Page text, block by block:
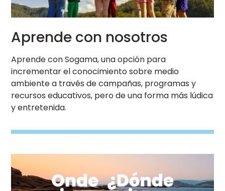
Aprende con nosotros
Aprende con Sogama, una opción para
incrementar el conocimiento sobre medio
ambiente a través de campañas, programas y
recursos educativos, pero de una forma más lúdica
y entretenida.